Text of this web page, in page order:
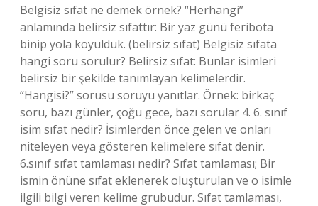
Belgisiz sıfat ne demek örnek? “Herhangi”
anlamında belirsiz sıfattır: Bir yaz günü feribota
binip yola koyulduk. (belirsiz sıfat) Belgisiz sıfata
hangi soru sorulur? Belirsiz sıfat: Bunlar isimleri
belirsiz bir şekilde tanımlayan kelimelerdir.
“Hangisi?” sorusu soruyu yanıtlar. Örnek: birkaç
soru, bazı günler, çoğu gece, bazı sorular 4. 6. sınıf
isim sıfat nedir? İsimlerden önce gelen ve onları
niteleyen veya gösteren kelimelere sıfat denir.
6.sınıf sıfat tamlaması nedir? Sıfat tamlaması; Bir
ismin önüne sıfat eklenerek oluşturulan ve o isimle
ilgili bilgi veren kelime grubudur. Sıfat tamlaması,